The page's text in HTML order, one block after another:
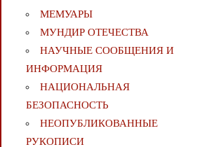
МЕМУАРЫ
МУНДИР ОТЕЧЕСТВА
НАУЧНЫЕ СООБЩЕНИЯ И
ИНФОРМАЦИЯ
НАЦИОНАЛЬНАЯ
БЕЗОПАСНОСТЬ
НЕОПУБЛИКОВАННЫЕ
РУКОПИСИ